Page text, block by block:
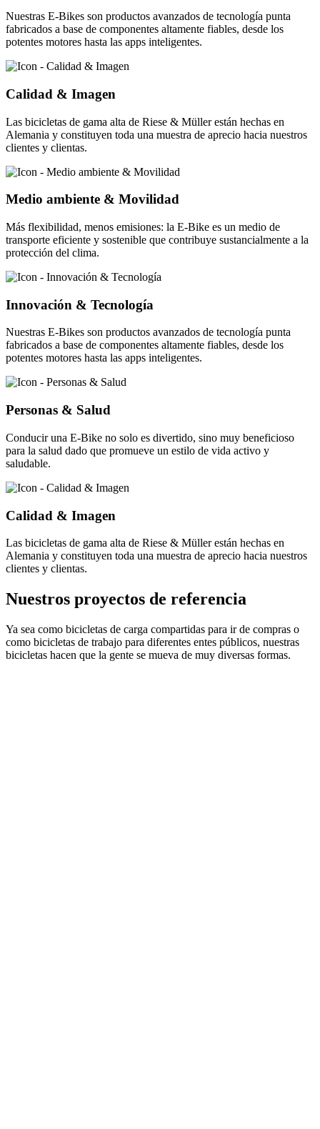
Nuestras E-Bikes son productos avanzados de tecnología punta
fabricados a base de componentes altamente fiables, desde los
potentes motores hasta las apps inteligentes.
Calidad & Imagen
Las bicicletas de gama alta de Riese & Müller están hechas en
Alemania y constituyen toda una muestra de aprecio hacia nuestros
clientes y clientas.
Medio ambiente & Movilidad
Más flexibilidad, menos emisiones: la E-Bike es un medio de
transporte eficiente y sostenible que contribuye sustancialmente a la
protección del clima.
Innovación & Tecnología
Nuestras E-Bikes son productos avanzados de tecnología punta
fabricados a base de componentes altamente fiables, desde los
potentes motores hasta las apps inteligentes.
Personas & Salud
Conducir una E-Bike no solo es divertido, sino muy beneficioso
para la salud dado que promueve un estilo de vida activo y
saludable.
Calidad & Imagen
Las bicicletas de gama alta de Riese & Müller están hechas en
Alemania y constituyen toda una muestra de aprecio hacia nuestros
clientes y clientas.
Nuestros proyectos de referencia
Ya sea como bicicletas de carga compartidas para ir de compras o
como bicicletas de trabajo para diferentes entes públicos, nuestras
bicicletas hacen que la gente se mueva de muy diversas formas.